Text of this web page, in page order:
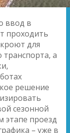
ввод в
проходить
для
транспорта, а
решение
сезонной
этапе проезд
– уже в